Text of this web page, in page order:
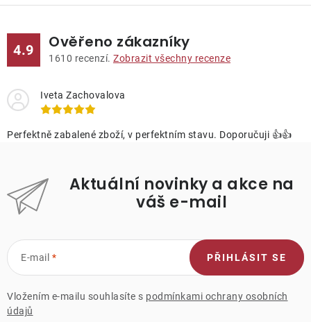
4.9 Ověřeno zákazníky
1610 recenzí. Zobrazit všechny recenze
Iveta Zachovalova
Perfektně zabalené zboží, v perfektním stavu. Doporučuji 👍👍
Aktuální novinky a akce na
váš e-mail
E-mail
Vložením e-mailu souhlasíte s podmínkami ochrany osobních
údajů
PŘIHLÁSIT SE